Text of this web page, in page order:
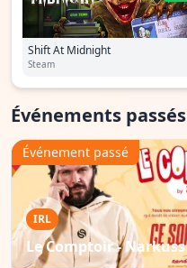
Shift At Midnight
Steam
Événements passés
IRL
Le Comptoir - Narkuss
Événement passé